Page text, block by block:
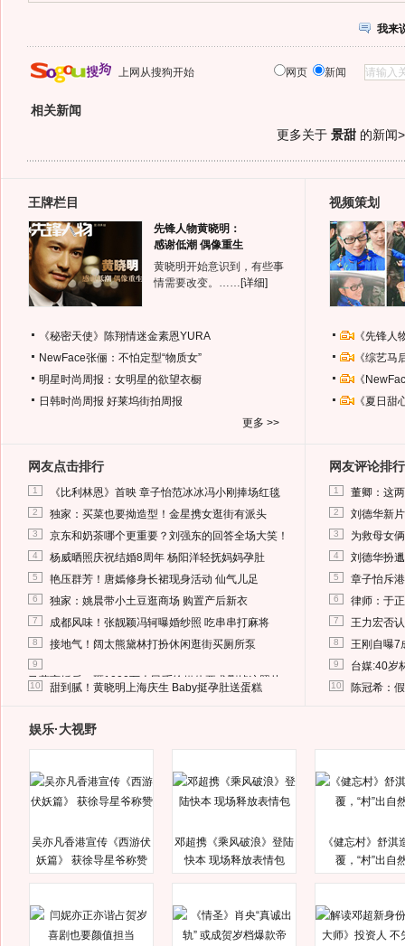
我来
上网从搜狗开始 网页 新闻
相关新闻
更多关于 景甜的新闻
王牌栏目
先锋人物黄晓明：
感谢低潮 偶像重生
黄晓明开始意识到，有些事
情需要改变。…… [详细]
《秘密天使》陈翔情迷金素恩YURA
NewFace张俪：不怕定型“物质女”
明星时尚周报：女明星的欲望衣橱
日韩时尚周报 好莱坞街拍周报
更多 >>
视频策划
《先锋
《综艺
《
《夏日
网友点击排行
1 《比利林恩》首映 章子怡范冰冰冯小刚捧场红毯
2 独家：买菜也要拗造型！金星携女逛街有派头
3 京东和奶茶哪个更重要？刘强东的回答全场大笑！
4 杨威晒照庆祝结婚8周年 杨阳洋轻抚妈妈孕肚
5 艳压群芳！唐嫣修身长裙现身活动 仙气儿足
6 独家：姚晨带小土豆逛商场 购置产后新衣
7 成都风味！张靓颖冯轲曝婚纱照 吃串串打麻将
8 接地气！阔太熊黛林打扮休闲逛街买厕所泵
9
马蓉离婚后，砸1000万人民币给媒体要求删掉这照片
10 甜到腻！黄晓明上海庆生 Baby挺孕肚送蛋糕
网友评论排行
1 董卿：这
2 刘德华新
3 为救母女
4 刘德华扮
5 章子怡斥
6 律师：于
7 王力宏否
8 王刚自曝7
9 台媒:40岁
10 陈冠希：
娱乐·大视野
吴亦凡香港宣传《西游伏
妖篇》 获徐导星爷称赞
邓超携《乘风破浪》登陆
快本 现场释放表情包
《健忘村》舒淇
覆，“村”出自